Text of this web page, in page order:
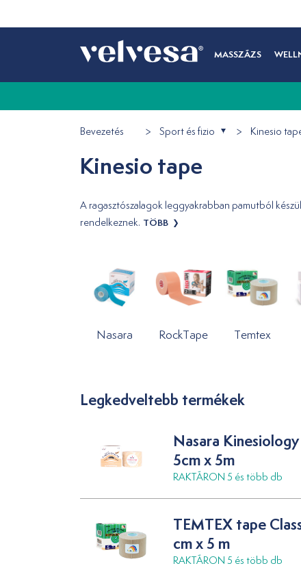
MASSZÁZS
Bevezetés Sport és fizio Kinesio
Kinesio tape
A ragasztószalagok leggyakrabban pamutból
rendelkeznek. TÖBB
Nasara RockTape Temtex
Legkedveltebb termékek
Nasara
5cm x 5m
RAKTÁRON 5 és több db
TEMTEX tape
cm x 5 m
RAKTÁRON 5 és több db